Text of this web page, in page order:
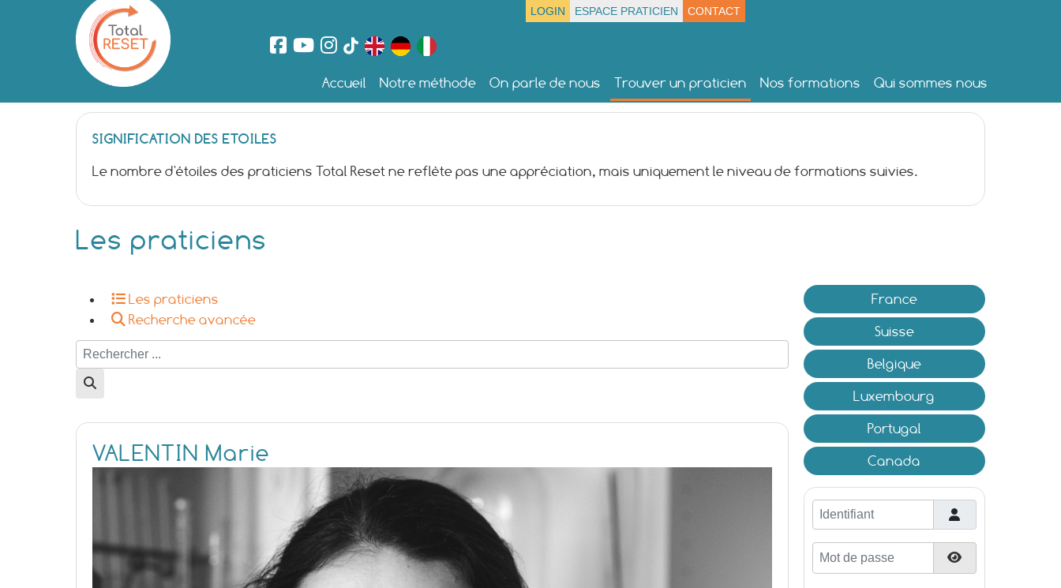
LOGIN ESPACE PRATICIEN CONTACT
Accueil Notre méthode On parle de nous Trouver un praticien Nos formations Qui sommes nous
SIGNIFICATION DES ETOILES
Le nombre d'étoiles des praticiens Total Reset ne reflète pas une appréciation, mais uniquement le niveau de formations suivies.
Les praticiens
Les praticiens
Recherche avancée
VALENTIN Marie
France
Suisse
Belgique
Luxembourg
Portugal
Canada
Identifiant
Mot de passe